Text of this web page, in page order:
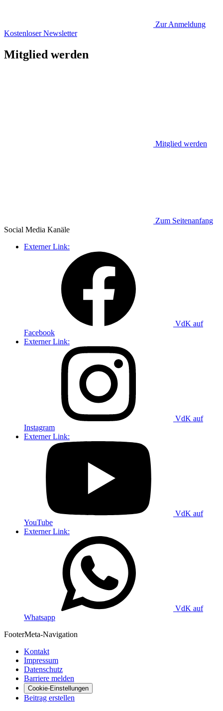
Zur Anmeldung
Kostenloser Newsletter
Mitglied werden
Mitglied werden
Zum Seitenanfang
Social Media Kanäle
Externer Link:
VdK auf
Facebook
Externer Link:
VdK auf
Instagram
Externer Link:
VdK auf
YouTube
Externer Link:
VdK auf
Whatsapp
FooterMeta-Navigation
Kontakt
Impressum
Datenschutz
Barriere melden
Cookie-Einstellungen
Beitrag erstellen